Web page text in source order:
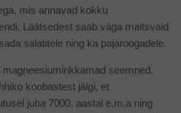
mis annavad kokku
Läätsedest saab väga maitsvaid
salatitele ning ka pajaroogadele.
seemned.
koobastest jälgi, et
juba 7000. aastal e.m.a ning